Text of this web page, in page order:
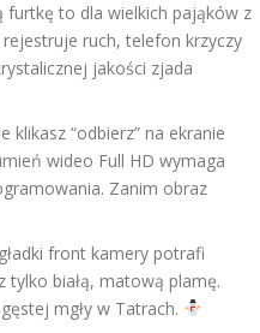
furtkę to dla wielkich pająków z
ruch, telefon krzyczy
jakości zjada
klikasz “odbierz” na ekranie
wideo Full HD wymaga
Zanim obraz
front kamery potrafi
białą, matową plamę.
mgły w Tatrach.